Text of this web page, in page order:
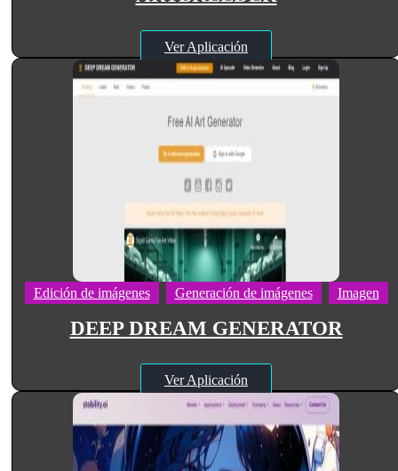
Ver Aplicación
Edición de imágenes Generación de imágenes Imagen
DEEP DREAM GENERATOR
Ver Aplicación